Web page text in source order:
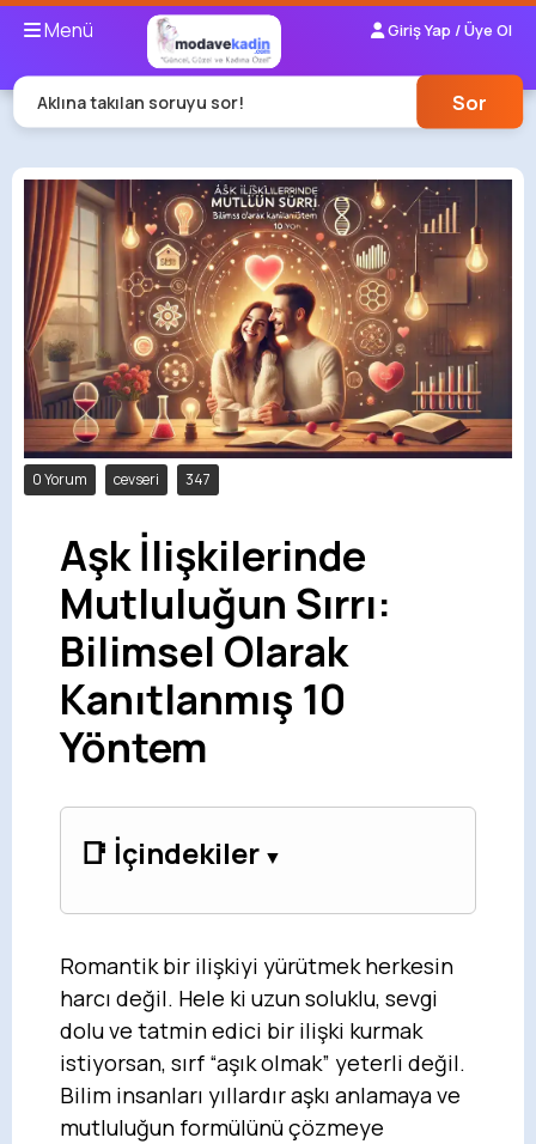
Menü Giriş Yap / Üye Ol
Aklına takılan soruyu sor! Sor
0 Yorum cevseri 347
Aşk İlişkilerinde
Mutluluğun Sırrı:
Bilimsel Olarak
Kanıtlanmış 10
Yöntem
📑 İçindekiler
Romantik bir ilişkiyi yürütmek herkesin
harcı değil. Hele ki uzun soluklu, sevgi
dolu ve tatmin edici bir ilişki kurmak
istiyorsan, sırf “aşık olmak” yeterli değil.
Bilim insanları yıllardır aşkı anlamaya ve
mutluluğun formülünü çözmeye